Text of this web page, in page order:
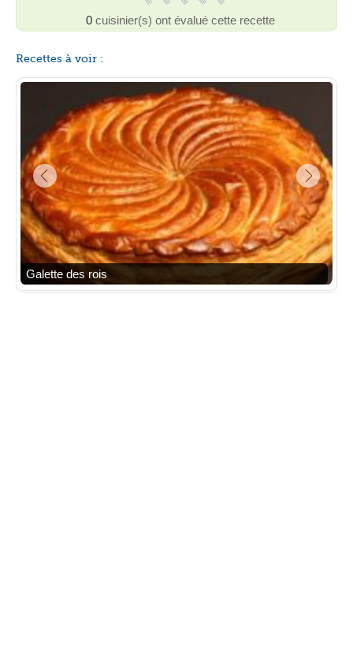
0 cuisinier(s) ont évalué cette recette
Recettes à voir :
Galette des rois